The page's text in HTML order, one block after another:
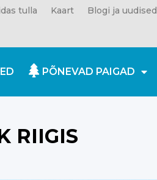
tulla Kaart Blogi ja uudised
PÕNEVAD PAIGAD
RIIGIS